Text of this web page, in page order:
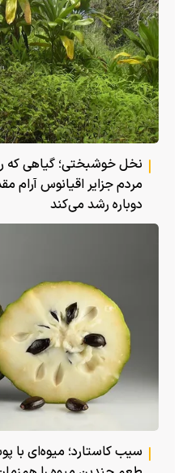
نخل خوشبختی؛ گیاهی که
مردم جزایر اقیانوس
دوباره رشد می‌کند
سیب کاستارد؛ میوه‌ای